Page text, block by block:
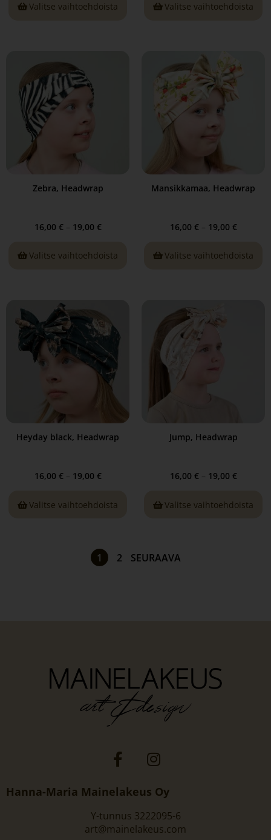
Valitse vaihtoehdoista Valitse vaihtoehdoista
Zebra, Headwrap
16,00 € – 19,00 €
Valitse vaihtoehdoista
Mansikkamaa, Headwrap
16,00 € – 19,00 €
Valitse vaihtoehdoista
Heyday black, Headwrap
16,00 € – 19,00 €
Valitse vaihtoehdoista
Jump, Headwrap
16,00 € – 19,00 €
Valitse vaihtoehdoista
1 2 SEURAAVA
Hanna-Maria Mainelakeus Oy
Y-tunnus 3222095-6
art@mainelakeus.com